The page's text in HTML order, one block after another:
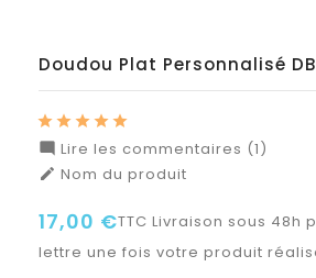
Doudou Plat Personnalisé
 Lire les commentaires (1)
 Nom du produit
17,00 €TTC Livraison sous 48h
lettre une fois votre produit